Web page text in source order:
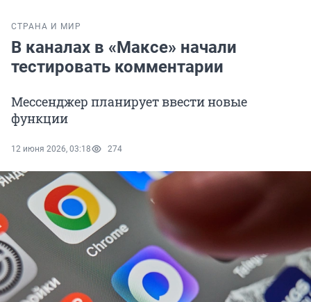
СТРАНА И МИР
В каналах в «Максе» начали
тестировать комментарии
Мессенджер планирует ввести новые
функции
12 июня 2026, 03:18 274